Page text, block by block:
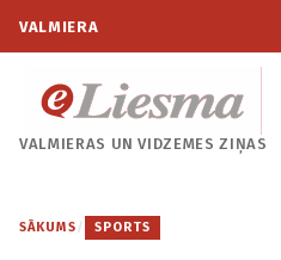
VALMIERA
VALMIERAS UNVIDZEMES ZIŅAS
SĀKUMS / SPORTS